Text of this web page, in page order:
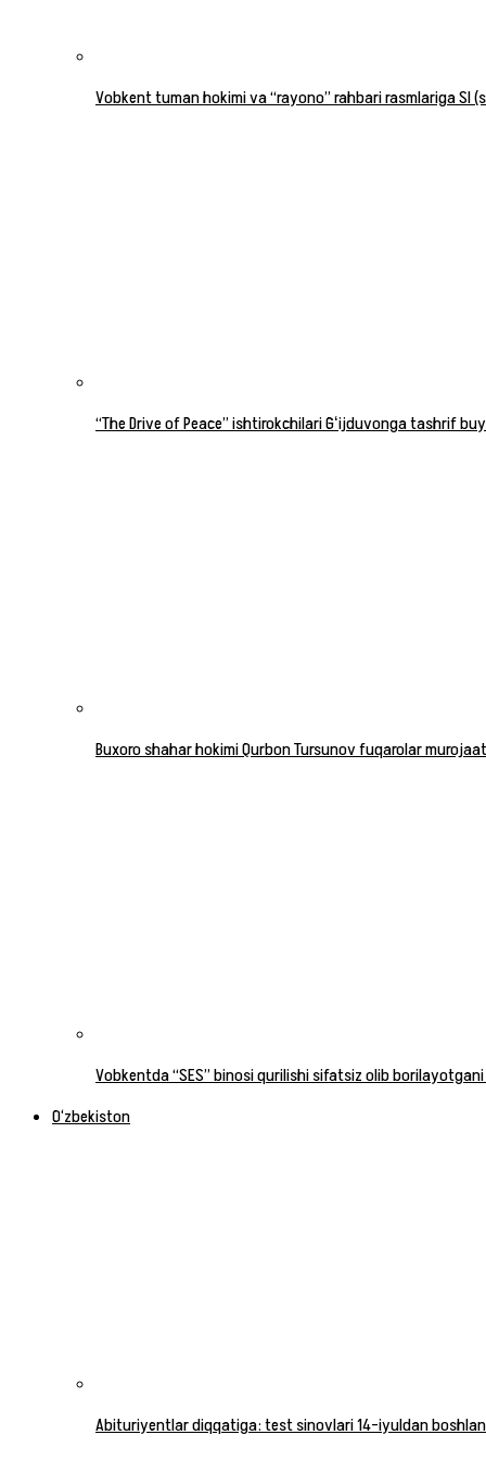
Vobkent tuman hokimi va “rayono” rahbari rasmlariga
“The Drive of Peace” ishtirokchilari Gʻijduvonga tashrif
Buxoro shahar hokimi Qurbon Tursunov fuqarolar
Vobkentda “SES” binosi qurilishi sifatsiz olib
O‘zbekiston
Abituriyentlar diqqatiga: test sinovlari 14-iyuldan